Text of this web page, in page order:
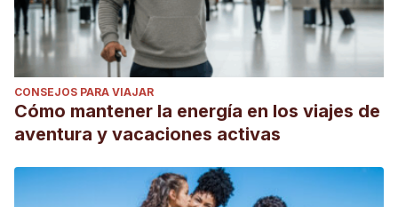
CONSEJOS PARA VIAJAR
Cómo mantener la energía en los viajes de
aventura y vacaciones activas